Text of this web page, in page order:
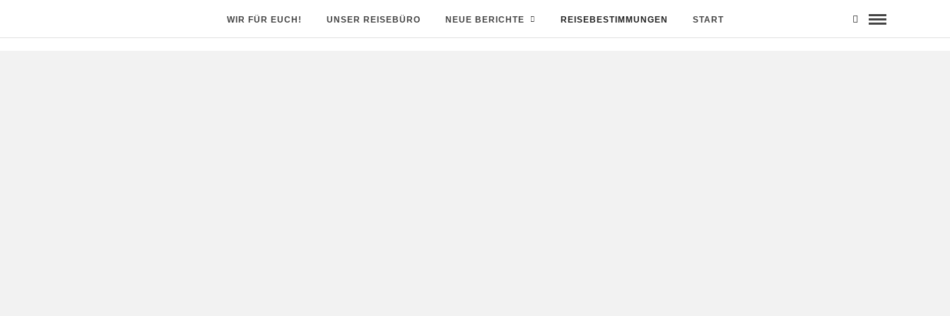
WIR FÜR EUCH! UNSER REISEBÜRO NEUE BERICHTE REISEBESTIMMUNGEN START